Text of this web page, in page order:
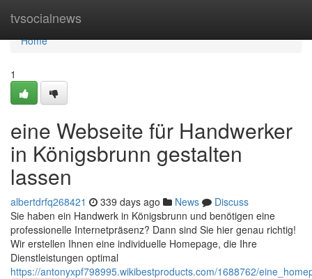
tvsocialnews
Home
Home
1
eine Webseite für Handwerker
in Königsbrunn gestalten
lassen
albertdrfq268421 339 days ago News
Discuss
Sie haben ein Handwerk in Königsbrunn und benötigen eine
professionelle Internetpräsenz? Dann sind Sie hier genau richtig!
Wir erstellen Ihnen eine individuelle Homepage, die Ihre
Dienstleistungen optimal
https://antonyxpf798995.wikibestproducts.com/1688762/